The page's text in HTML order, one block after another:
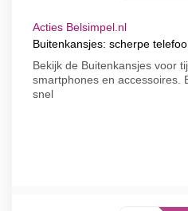
Acties Belsimpel.nl
Buitenkansjes: scherpe
Bekijk de Buitenkansjes voor
smartphones en accessoires.
snel